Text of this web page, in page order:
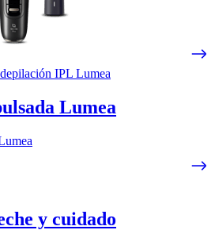
IPL Lumea
Lumea
y cuidado